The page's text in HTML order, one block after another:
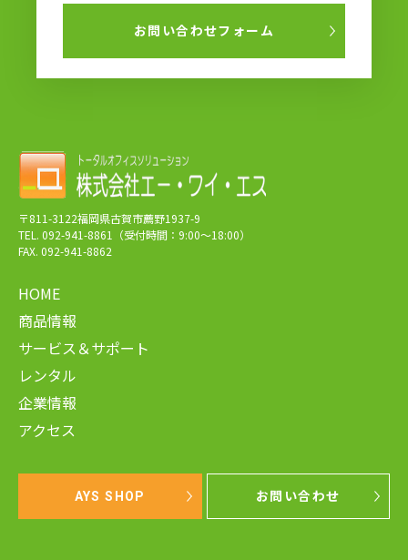
お問い合わせフォーム
〒811-3122福岡県古賀市薦野1937-9
TEL. 092-941-8861（受付時間：9:00～18:00）
FAX. 092-941-8862
HOME
商品情報
サービス＆サポート
レンタル
企業情報
アクセス
AYS SHOP お問い合わせ